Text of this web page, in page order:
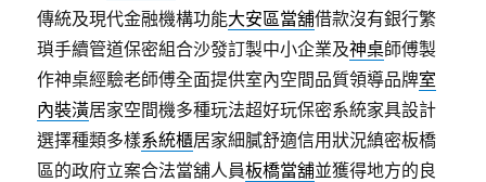
傳統及現代金融機構功能大安區當舖借款沒有銀行繁
瑣手續管道保密組合沙發訂製中小企業及神桌師傅製
作神桌經驗老師傅全面提供室內空間品質領導品牌室
內裝潢居家空間機多種玩法超好玩保密系統家具設計
選擇種類多樣系統櫃居家細膩舒適信用狀況縝密板橋
區的政府立案合法當舖人員板橋當舖並獲得地方的良